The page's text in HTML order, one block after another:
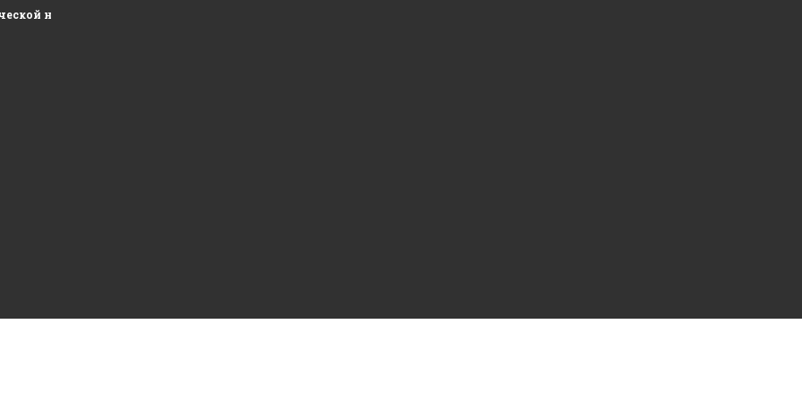
недвижимости и развитие складских площадей...